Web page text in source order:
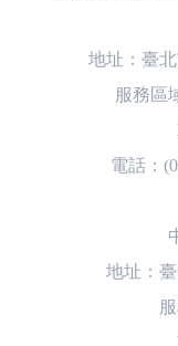
地址：臺
服務區
電話：
地址：